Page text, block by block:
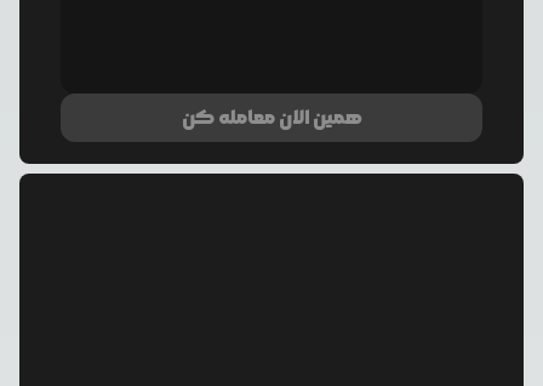
همین الان معامله کن